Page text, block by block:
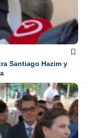
Santiago Hazim y